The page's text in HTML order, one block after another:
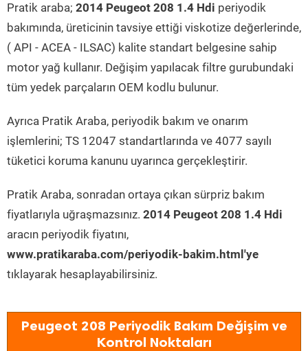
Pratik araba; 2014 Peugeot 208 1.4 Hdi periyodik
bakımında, üreticinin tavsiye ettiği viskotize değerlerinde,
( API - ACEA - ILSAC) kalite standart belgesine sahip
motor yağ kullanır. Değişim yapılacak filtre gurubundaki
tüm yedek parçaların OEM kodlu bulunur.
Ayrıca Pratik Araba, periyodik bakım ve onarım
işlemlerini; TS 12047 standartlarında ve 4077 sayılı
tüketici koruma kanunu uyarınca gerçekleştirir.
Pratik Araba, sonradan ortaya çıkan sürpriz bakım
fiyatlarıyla uğraşmazsınız. 2014 Peugeot 208 1.4 Hdi
aracın periyodik fiyatını,
www.pratikaraba.com/periyodik-bakim.html'ye
tıklayarak hesaplayabilirsiniz.
Peugeot 208 Periyodik Bakım Değişim ve
Kontrol Noktaları